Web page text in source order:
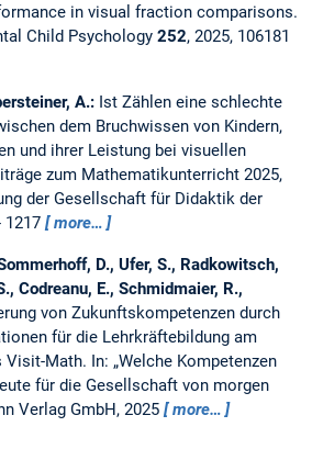
in visual fraction comparisons.
Child Psychology 252, 2025, 106181
A.: Ist Zählen eine schlechte
dem Bruchwissen von Kindern,
und ihrer Leistung bei visuellen
zum Mathematikunterricht 2025,
der Gesellschaft für Didaktik der
1217 more…
D., Ufer, S., Radkowitsch,
Codreanu, E., Schmidmaier, R.,
von Zukunftskompetenzen durch
für die Lehrkräftebildung am
Visit-Math. In: „Welche Kompetenzen
für die Gesellschaft von morgen
Verlag GmbH, 2025
more…